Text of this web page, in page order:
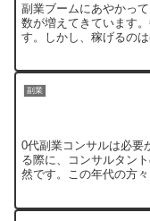
1億円分配砲
サイトです
関連記事 AI副業は危険
副業ブームにあやかっ
数が増えてきています
す。しかし、稼げるの
副業
0代副業コンサルは必要
る際に、コンサルタン
然です。この年代の方